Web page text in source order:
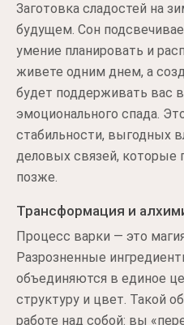
Заготовка сладостей на
будущем. Сон
умение планировать и
живете одним днем, а
будет поддерживать вас
эмоционального спада.
стабильности, выгодных
деловых связей, которые
позже.
Трансформация и
Процесс варки — это
Разрозненные
объединяются в единое
структуру и цвет. Такой
работе над собой: вы